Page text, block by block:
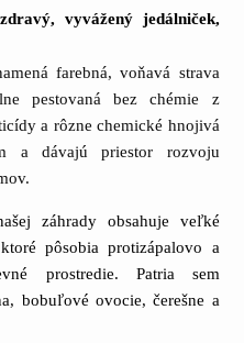
vyvážený jedálniček,
farebná, voňavá strava
pestovaná bez chémie z
a rôzne chemické hnojivá
a dávajú priestor rozvoju
záhrady obsahuje veľké
pôsobia protizápalovo a
prostredie. Patria sem
bobuľové ovocie, čerešne a